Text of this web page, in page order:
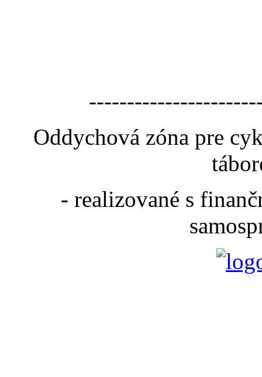
Oddychová zóna pre
- realizované s